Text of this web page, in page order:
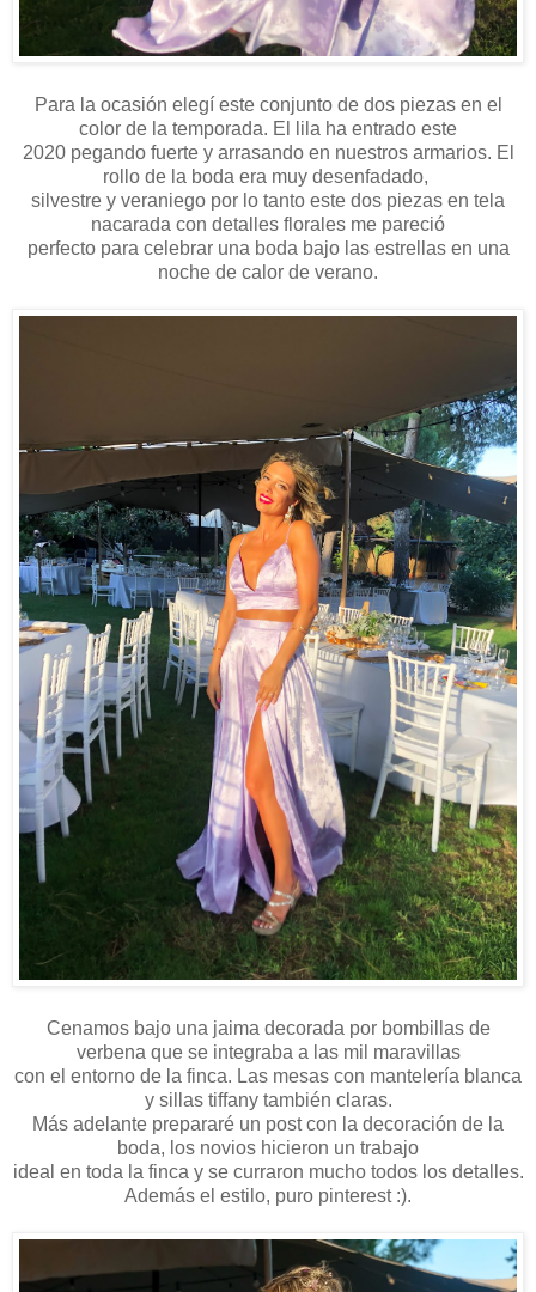
Para la ocasión elegí este conjunto de dos piezas en el
color de la temporada. El lila ha entrado este
2020 pegando fuerte y arrasando en nuestros armarios. El
rollo de la boda era muy desenfadado,
silvestre y veraniego por lo tanto este dos piezas en tela
nacarada con detalles florales me pareció
perfecto para celebrar una boda bajo las estrellas en una
noche de calor de verano.
Cenamos bajo una jaima decorada por bombillas de
verbena que se integraba a las mil maravillas
con el entorno de la finca. Las mesas con mantelería blanca
y sillas tiffany también claras.
Más adelante prepararé un post con la decoración de la
boda, los novios hicieron un trabajo
ideal en toda la finca y se curraron mucho todos los detalles.
Además el estilo, puro pinterest :).